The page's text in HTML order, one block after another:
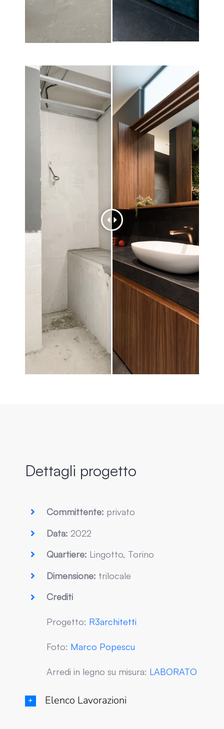
Dettagli progetto
Committente: privato
Data: 2022
Quartiere: Lingotto, Torino
Dimensione: trilocale
Crediti
Progetto: R3architetti
Foto: Marco Popescu
Arredi in legno su misura: LABORATO
Elenco Lavorazioni